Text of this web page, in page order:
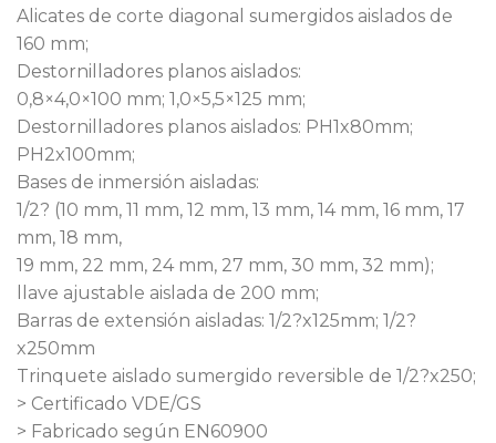
Alicates de corte diagonal sumergidos aislados de
160 mm;
Destornilladores planos aislados:
0,8×4,0×100 mm; 1,0×5,5×125 mm;
Destornilladores planos aislados: PH1x80mm;
PH2x100mm;
Bases de inmersión aisladas:
1/2? (10 mm, 11 mm, 12 mm, 13 mm, 14 mm, 16 mm, 17
mm, 18 mm,
19 mm, 22 mm, 24 mm, 27 mm, 30 mm, 32 mm);
llave ajustable aislada de 200 mm;
Barras de extensión aisladas: 1/2?x125mm; 1/2?
x250mm
Trinquete aislado sumergido reversible de 1/2?x250;
> Certificado VDE/GS
> Fabricado según EN60900